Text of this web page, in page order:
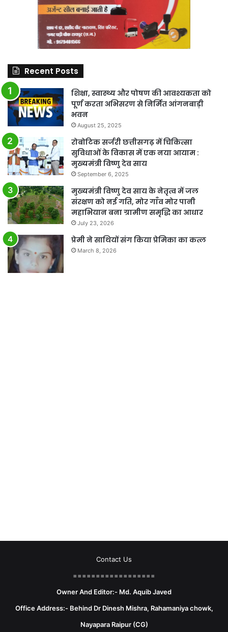
Recent Posts
शिक्षा, स्वास्थ्य और पोषण की आवश्यकता को
पूर्ण करता अभिसरण से निर्मित आंगनबाड़ी
भवन
August 25, 2025
रोबोटिक सर्जरी छत्तीसगढ़ में चिकित्सा
सुविधाओं के विकास में एक नया आयाम :
मुख्यमंत्री विष्णु देव साय
September 6, 2025
मुख्यमंत्री विष्णु देव साय के नेतृत्व में जल
संरक्षण को नई गति, मोर गाँव मोर पानी
महाभियान बना ग्रामीण समृद्धि का आधार
July 23, 2026
प्रेमी ने साथियों संग किया प्रेमिका का कत्ल
March 8, 2026
Contact Us
==================
Owner And Editor:- Md. Aquib Javed
Office Address:- Behind Dr Dinesh Mishra, Rahamaniya chowk,
Nayapara Raipur (CG)